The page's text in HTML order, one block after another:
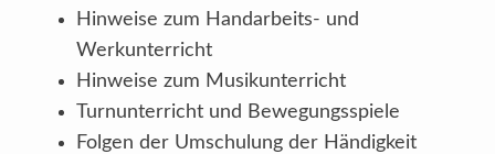
Hinweise zum Handarbeits- und
Werkunterricht
Hinweise zum Musikunterricht
Turnunterricht und Bewegungsspiele
Folgen der Umschulung der Händigkeit